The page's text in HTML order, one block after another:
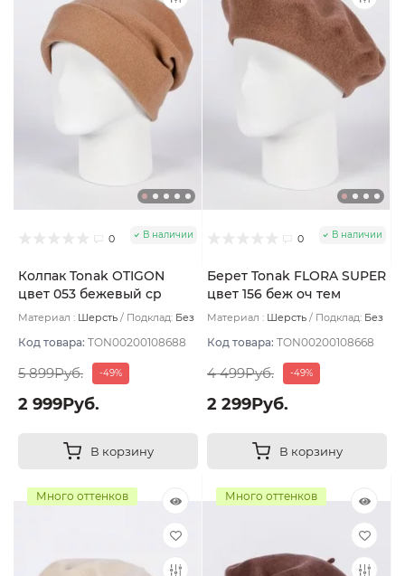
0 В наличии
Колпак Tonak OTIGON
цвет 053 бежевый ср
Материал : Шерсть Подклад: Без
Код товара: TON00200108688
5 899Руб. -49%
2 999Руб.
В корзину
0 В наличии
Берет Tonak FLORA SUPER
цвет 156 беж оч тем
Материал : Шерсть Подклад: Без
Код товара: TON00200108668
4 499Руб. -49%
2 299Руб.
В корзину
Много оттенков Много оттенков